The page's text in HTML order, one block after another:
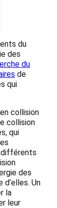
du
des
du
de
qui
collision
collision
qui
différents
des
Un
la
leur